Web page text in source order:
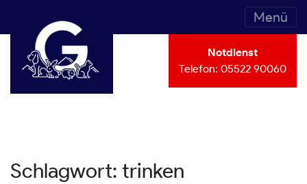
Menü
Notdienst
Telefon: 05522 90060
Schlagwort: trinken